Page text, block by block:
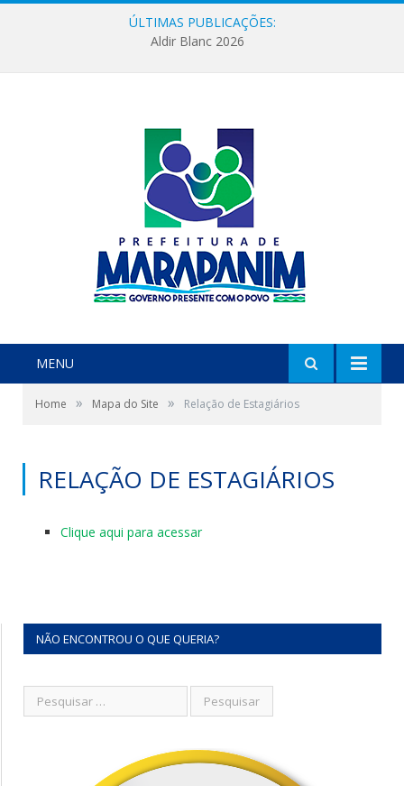
ÚLTIMAS PUBLICAÇÕES:
Aldir Blanc 2026
MENU
Home » Mapa do Site » Relação de Estagiários
RELAÇÃO DE ESTAGIÁRIOS
Clique aqui para acessar
NÃO ENCONTROU O QUE QUERIA?